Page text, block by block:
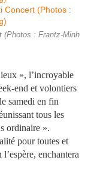
(Photos : Frantz-Minh
», l’incroyable
end et volontiers
samedi en fin
tous les
ordinaire ».
pour toutes et
enchantera